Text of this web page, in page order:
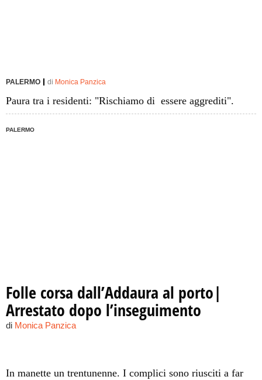
PALERMO di Monica Panzica
Paura tra i residenti: "Rischiamo di essere aggrediti".
PALERMO
Folle corsa dall’Addaura al porto|
Arrestato dopo l’inseguimento
di Monica Panzica
In manette un trentunenne. I complici sono riusciti a far